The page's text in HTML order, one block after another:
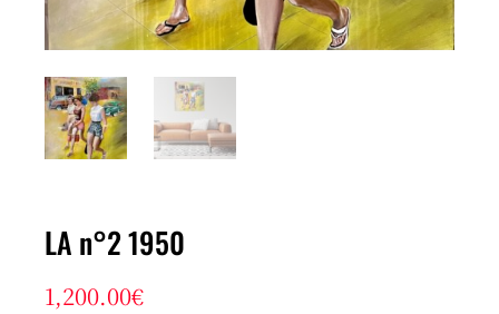
LA n°2 1950
1,200.00€